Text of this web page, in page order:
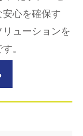
心を確保す
ューションを
。